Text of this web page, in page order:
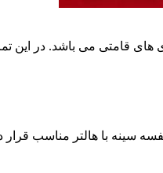
قامتی می باشد. در این